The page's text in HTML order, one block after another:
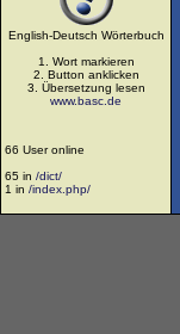
English-Deutsch Wörterbuch
1. Wort markieren
2. Button anklicken
3. Übersetzung lesen
www.basc.de
66 User online
65 in /dict/
1 in /index.php/